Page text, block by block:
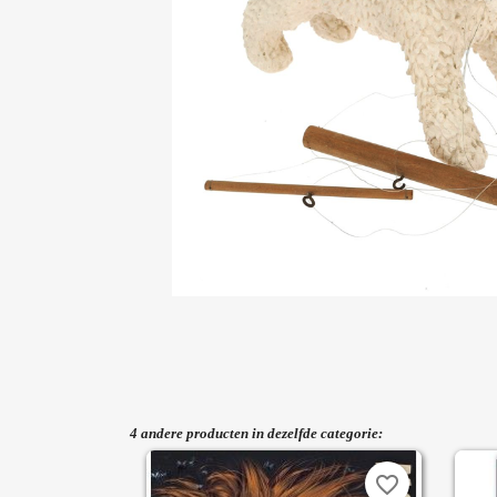
4 andere producten in dezelfde categorie:
favorite_border